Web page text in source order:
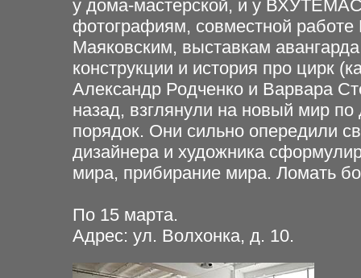
у дома-мастерской, и у
фотографиям, совместной
Маяковским, выставкам
конструкции и история про цирк
Александр Родченко и Варвара
назад, взглянули на новый мир
порядок. Они сильно опередили
дизайнера и художника
мира, прибирание мира. Ломать
По 15 марта.
Адрес: ул. Волхонка, д. 10.